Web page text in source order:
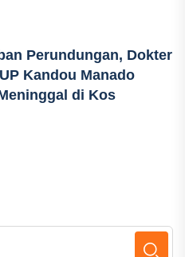
Perundungan, Dokter
Kandou Manado
di Kos